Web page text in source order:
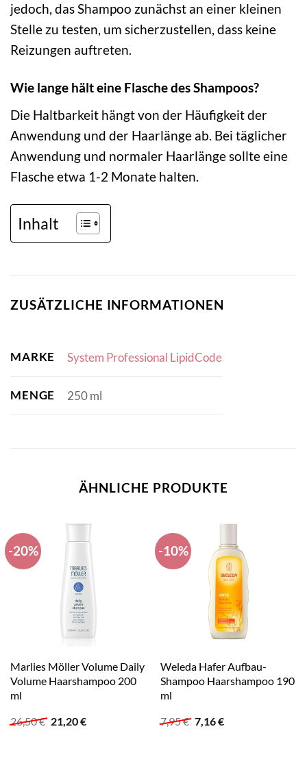
jedoch, das Shampoo zunächst an einer kleinen
Stelle zu testen, um sicherzustellen, dass keine
Reizungen auftreten.
Wie lange hält eine Flasche des Shampoos?
Die Haltbarkeit hängt von der Häufigkeit der
Anwendung und der Haarlänge ab. Bei täglicher
Anwendung und normaler Haarlänge sollte eine
Flasche etwa 1-2 Monate halten.
Inhalt
ZUSÄTZLICHE INFORMATIONEN
MARKE System Professional LipidCode
MENGE 250 ml
ÄHNLICHE PRODUKTE
-20%
Marlies Möller Volume Daily
Volume Haarshampoo 200
ml
26,50€ Ursprünglicher
Preis
21,20€Aktueller
-10%
Weleda Hafer Aufbau-
Shampoo Haarshampoo 190
ml
7,95€ Ursprünglicher
Preis
7,16€Aktueller